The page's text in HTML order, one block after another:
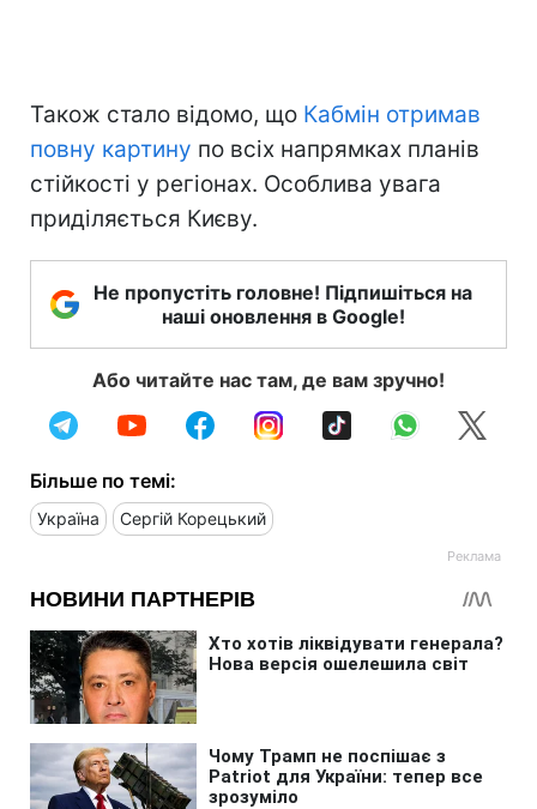
Також стало відомо, що Кабмін отримав
повну картину по всіх напрямках планів
стійкості у регіонах. Особлива увага
приділяється Києву.
Не пропустіть головне! Підпишіться на
наші оновлення в Google!
Або читайте нас там, де вам зручно!
Більше по темі:
Україна Сергій Корецький